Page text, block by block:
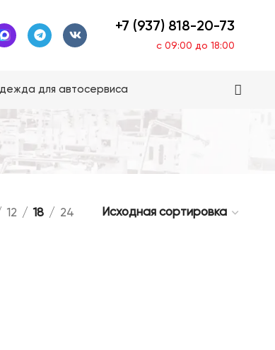
+7 (937) 818-20-73
с 09:00 до 18:00
для автосервиса
12 18 24